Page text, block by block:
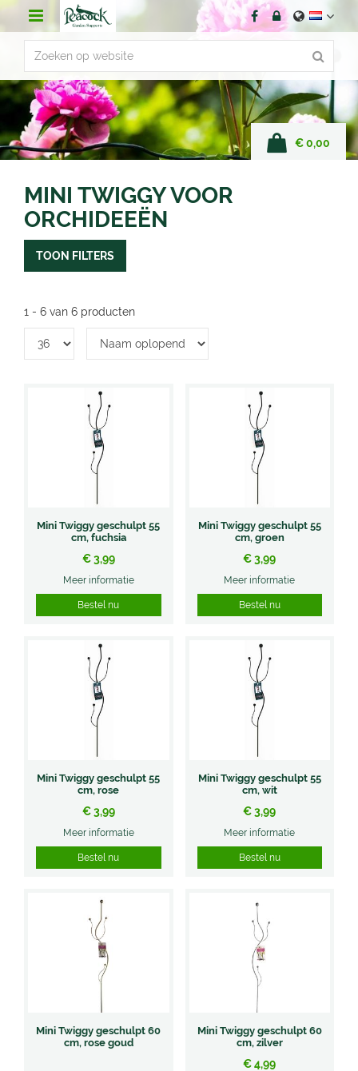
r
n
t
€ 0,00
MINI TWIGGY VOOR
ORCHIDEEËN
TOON FILTERS
1 - 6 van 6 producten
Mini Twiggy geschulpt 55
cm, fuchsia
€ 3,99
Meer informatie
Bestel nu
Mini Twiggy geschulpt 55
cm, groen
€ 3,99
Meer informatie
Bestel nu
Mini Twiggy geschulpt 55
cm, rose
€ 3,99
Meer informatie
Bestel nu
Mini Twiggy geschulpt 55
cm, wit
€ 3,99
Meer informatie
Bestel nu
Mini Twiggy geschulpt 60
cm, rose goud
Mini Twiggy geschulpt 60
cm, zilver
€ 4,99